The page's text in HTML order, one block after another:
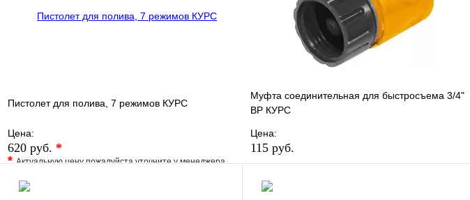
Пистолет для полива, 7 режимов КУРС
Цена:
620 руб. *
*Актуальную цену пожалуйста уточните у менеджера
В избранное
Муфта соединительная для быстросъема 3/4"
ВР КУРС
Цена:
115 руб.
Купить в 1 клик